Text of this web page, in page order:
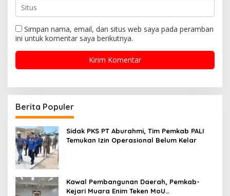
Simpan nama, email, dan situs web saya pada peramban
ini untuk komentar saya berikutnya.
Berita Populer
Sidak PKS PT Aburahmi, Tim Pemkab PALI
Temukan Izin Operasional Belum Kelar
Kawal Pembangunan Daerah, Pemkab-
Kejari Muara Enim Teken MoU